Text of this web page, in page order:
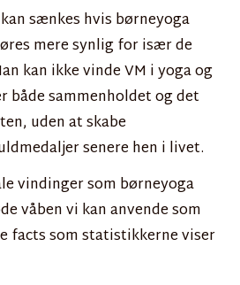
sænkes hvis børneyoga
mere synlig for især de
kan ikke vinde VM i yoga og
både sammenholdet og det
uden at skabe
senere hen i livet.
vindinger som børneyoga
våben vi kan anvende som
facts som statistikkerne viser